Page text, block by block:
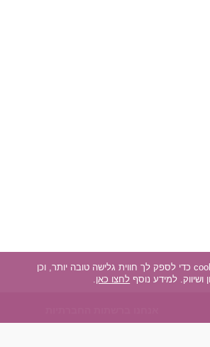
האתר עושה שימוש ב-cookies כדי לספק לך חווית גלישה טובה יותר, וכן
למידע נוסף לחצו כאן.